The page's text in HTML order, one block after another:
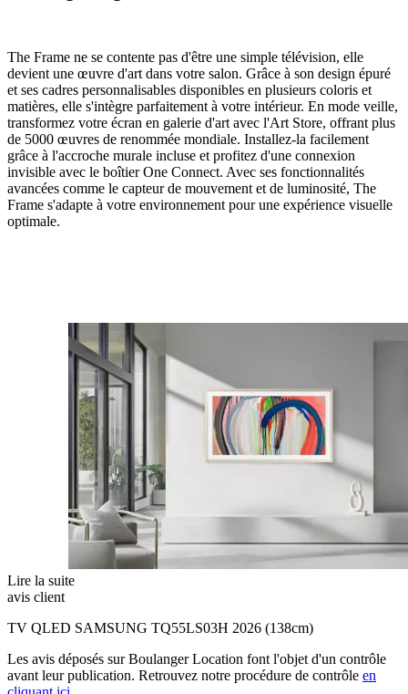
The Frame ne se contente pas d'être une simple télévision, elle
devient une œuvre d'art dans votre salon. Grâce à son design épuré
et ses cadres personnalisables disponibles en plusieurs coloris et
matières, elle s'intègre parfaitement à votre intérieur. En mode veille,
transformez votre écran en galerie d'art avec l'Art Store, offrant plus
de 5000 œuvres de renommée mondiale. Installez-la facilement
grâce à l'accroche murale incluse et profitez d'une connexion
invisible avec le boîtier One Connect. Avec ses fonctionnalités
avancées comme le capteur de mouvement et de luminosité, The
Frame s'adapte à votre environnement pour une expérience visuelle
optimale.
Lire la suite
avis client
TV QLED SAMSUNG TQ55LS03H 2026 (138cm)
Les avis déposés sur Boulanger Location font l'objet d'un contrôle
avant leur publication. Retrouvez notre procédure de contrôle en